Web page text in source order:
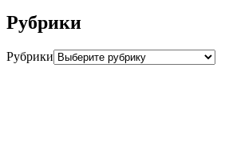
Рубрики
Рубрики